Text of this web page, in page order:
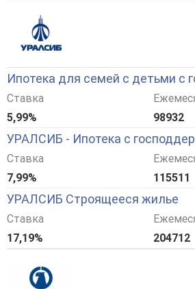
Ипотека для семей с детьми с
Ставка
5,99%
98932
УРАЛСИБ - Ипотека с
Ставка
7,99%
115511
УРАЛСИБ Строящееся жилье
Ставка
17,19%
204712